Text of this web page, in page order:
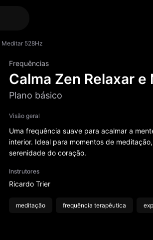
Meditar 528Hz
Frequências
Calma Zen Relaxar
Plano básico
Visão geral
Uma frequência suave para acalmar a
interior. Ideal para momentos de
serenidade do coração.
Instrutores
Ricardo Trier
meditação frequência terapêutica